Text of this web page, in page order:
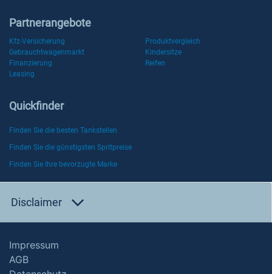
Partnerangebote
Kfz-Versicherung
Produktvergleich
Gebrauchtwagenmarkt
Kindersitze
Finanzierung
Reifen
Leasing
Quickfinder
Finden Sie die besten Tankstellen
Finden Sie die günstigsten Spritpreise
Finden Sie Ihre bevorzugte Marke
Disclaimer
Impressum
AGB